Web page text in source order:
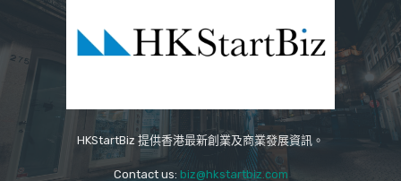
HKStartBiz 提供香港最新創業及商業發展資訊。
Contact us: biz@hkstartbiz.com